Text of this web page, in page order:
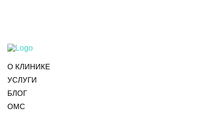
О КЛИНИКЕ
УСЛУГИ
БЛОГ
ОМС